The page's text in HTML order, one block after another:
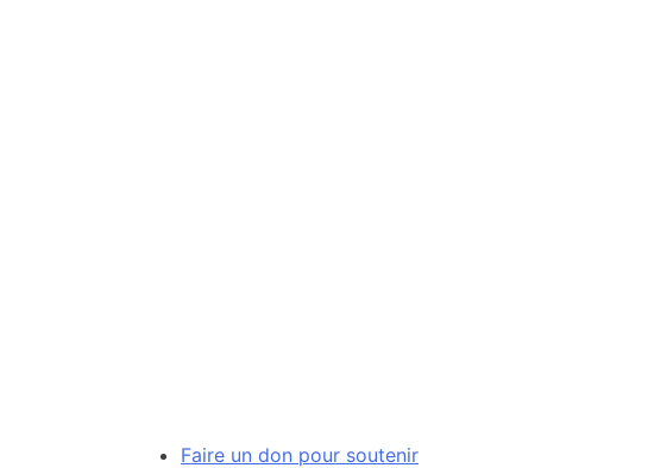
Faire un don pour soutenir